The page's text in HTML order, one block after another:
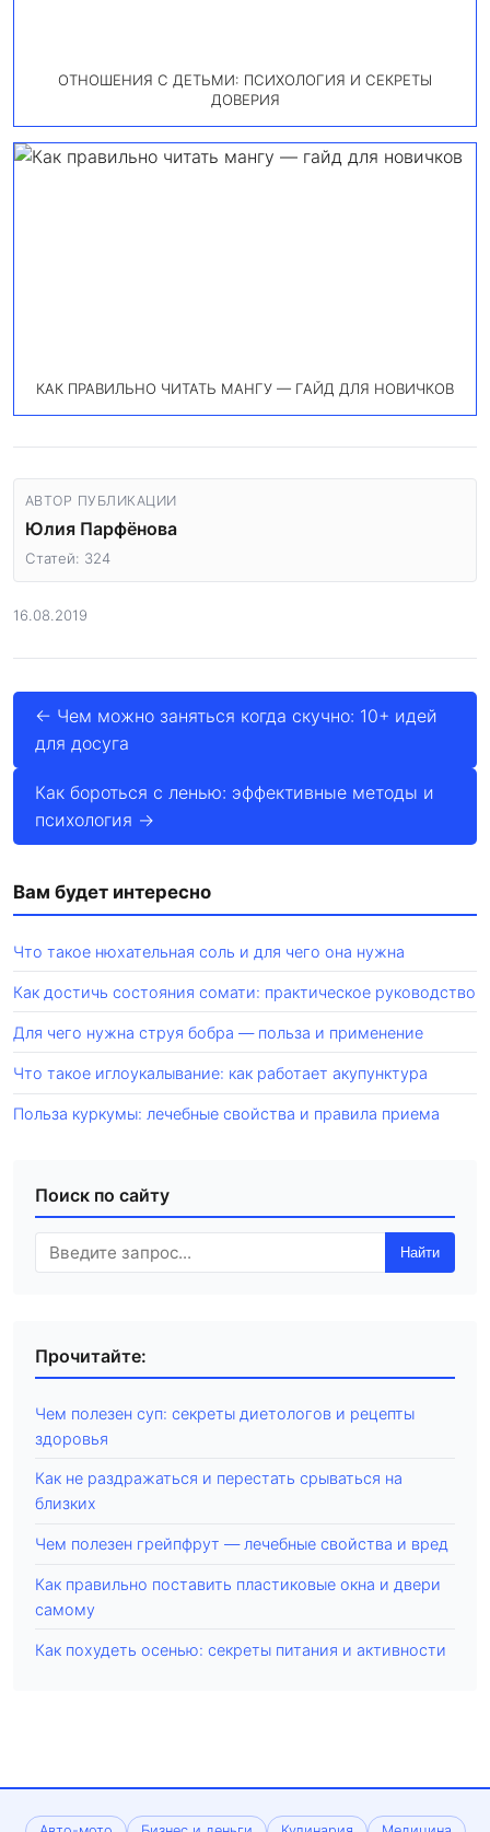
ОТНОШЕНИЯ С ДЕТЬМИ: ПСИХОЛОГИЯ И СЕКРЕТЫ
ДОВЕРИЯ
КАК ПРАВИЛЬНО ЧИТАТЬ МАНГУ — ГАЙД ДЛЯ НОВИЧКОВ
АВТОР ПУБЛИКАЦИИ
Юлия Парфёнова
Статей: 324
16.08.2019
← Чем можно заняться когда скучно: 10+ идей
для досуга
Как бороться с ленью: эффективные методы и
психология →
Вам будет интересно
Что такое нюхательная соль и для чего она нужна
Как достичь состояния сомати: практическое руководство
Для чего нужна струя бобра — польза и применение
Что такое иглоукалывание: как работает акупунктура
Польза куркумы: лечебные свойства и правила приема
Поиск по сайту
Найти
Прочитайте:
Чем полезен суп: секреты диетологов и рецепты
здоровья
Как не раздражаться и перестать срываться на
близких
Чем полезен грейпфрут — лечебные свойства и вред
Как правильно поставить пластиковые окна и двери
самому
Как похудеть осенью: секреты питания и активности